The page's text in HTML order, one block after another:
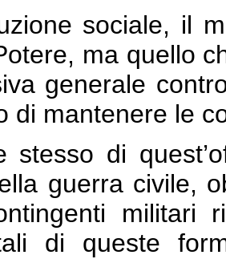
sociale, il
ma quello
generale
di mantenere le
stesso di
guerra civile,
militari
di queste